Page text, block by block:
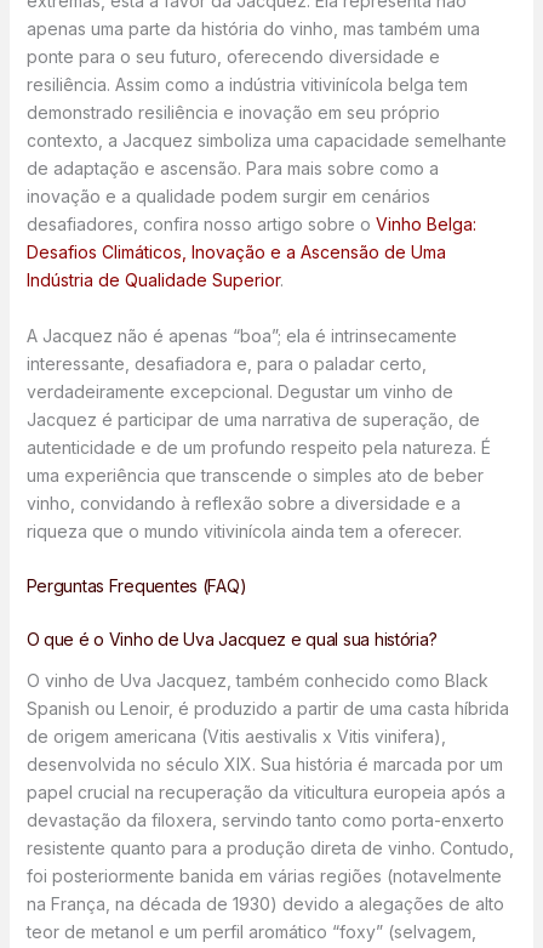
apenas uma parte da história do vinho, mas também uma
ponte para o seu futuro, oferecendo diversidade e
resiliência. Assim como a indústria vitivinícola belga tem
demonstrado resiliência e inovação em seu próprio
contexto, a Jacquez simboliza uma capacidade semelhante
de adaptação e ascensão. Para mais sobre como a
inovação e a qualidade podem surgir em cenários
desafiadores, confira nosso artigo sobre o Vinho Belga:
Desafios Climáticos, Inovação e a Ascensão de Uma
Indústria de Qualidade Superior.
A Jacquez não é apenas “boa”; ela é intrinsecamente
interessante, desafiadora e, para o paladar certo,
verdadeiramente excepcional. Degustar um vinho de
Jacquez é participar de uma narrativa de superação, de
autenticidade e de um profundo respeito pela natureza. É
uma experiência que transcende o simples ato de beber
vinho, convidando à reflexão sobre a diversidade e a
riqueza que o mundo vitivinícola ainda tem a oferecer.
Perguntas Frequentes (FAQ)
O que é o Vinho de Uva Jacquez e qual sua história?
O vinho de Uva Jacquez, também conhecido como Black
Spanish ou Lenoir, é produzido a partir de uma casta híbrida
de origem americana (Vitis aestivalis x Vitis vinifera),
desenvolvida no século XIX. Sua história é marcada por um
papel crucial na recuperação da viticultura europeia após a
devastação da filoxera, servindo tanto como porta-enxerto
resistente quanto para a produção direta de vinho. Contudo,
foi posteriormente banida em várias regiões (notavelmente
na França, na década de 1930) devido a alegações de alto
teor de metanol e um perfil aromático “foxy” (selvagem,